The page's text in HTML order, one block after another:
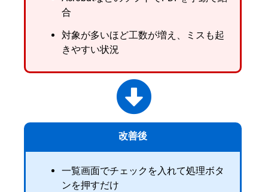
合
対象が多いほど工数が増え、ミスも起
きやすい状況
改善後
一覧画面でチェックを入れて処理ボタ
ンを押すだけ